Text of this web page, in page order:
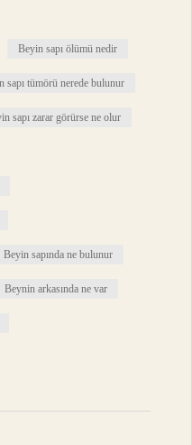
Beyin sapı ölümü nedir
sapı tümörü nerede bulunur
sapı zarar görürse ne olur
Beyin sapında ne bulunur
Beynin arkasında ne var